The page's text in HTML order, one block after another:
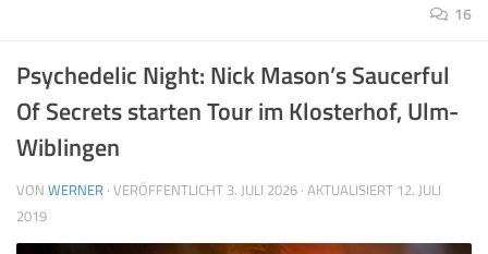
16
Psychedelic Night: Nick Mason’s Saucerful
Of Secrets starten Tour im Klosterhof, Ulm-
Wiblingen
VON WERNER · VERÖFFENTLICHT 3. JULI 2026 · AKTUALISIERT 12. JULI
2019